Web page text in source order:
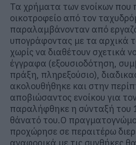
Τα χρήματα των ενοίκων που
οικοτροφείο από τον
παραλαμβάνονταν από
υπογράφοντας με τα αρχικά
χωρίς να διαθέτουν σχετικά
έγγραφα (εξουσιοδότηση,
πράξη, πληρεξούσιο),
ακολουθήθηκε και στην
αποβιώσαντος ενοίκου για
παραλήφθηκε η σύνταξή του
θάνατό του.Ο
προχώρησε σε περαιτέρω
αναφορικά με τις συνθήκες